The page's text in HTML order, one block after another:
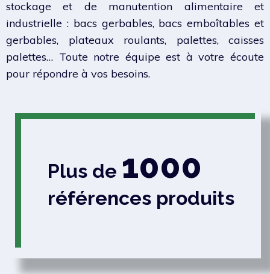
stockage et de manutention alimentaire et
industrielle : bacs gerbables, bacs emboîtables et
gerbables, plateaux roulants, palettes, caisses
palettes… Toute notre équipe est à votre écoute
pour répondre à vos besoins.
Plus de 1000
références produits